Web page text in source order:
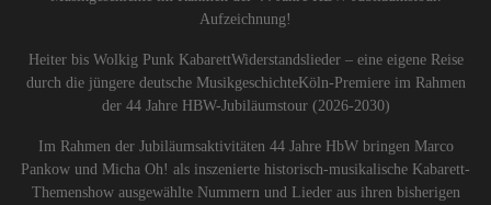
Aufzeichnung!
Heiter bis Wolkig Punk KabarettWiderstandslieder – eine eigene Reise
durch die jüngere deutsche MusikgeschichteKöln-Premiere im Rahmen
der 44 Jahre HBW-Jubiläumstour (2026-2030)
Im Rahmen der Jubiläumsaktivitäten 44 Jahre HbW bringen Marco
Pankow und Micha Oh! als inszenierte historisch-musikalische Kabarett-
Themenshow ausgewählte Nummern und Lieder aus ihren bisherigen